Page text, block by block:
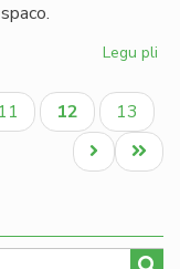
Legu pli
Paĝo
11
Aktuala
paĝo
12 Paĝo
13
Last
page
Next
page